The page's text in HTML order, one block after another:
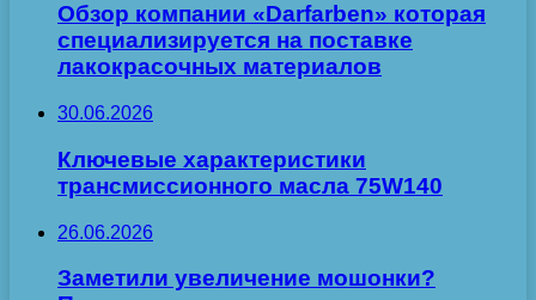
Обзор компании «Darfarben» которая
специализируется на поставке
лакокрасочных материалов
30.06.2026
Ключевые характеристики
трансмиссионного масла 75W140
26.06.2026
Заметили увеличение мошонки?